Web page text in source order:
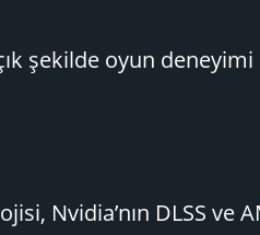
şekilde oyun
Nvidia’nın DLSS ve